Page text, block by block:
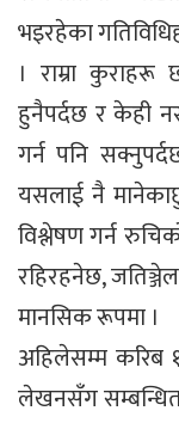
भइरहेका
। राम्रा कुराहरू
हुनैपर्दछ र केही
गर्न पनि
यसलाई नै
विश्लेषण गर्न
रहिरहनेछ,
मानसिक रूपमा ।
अहिलेसम्म करिब
लेखनसँग सम्बन्धित